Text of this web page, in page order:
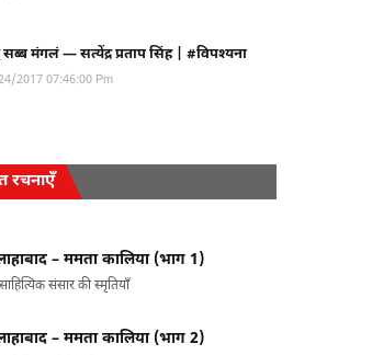
मंगलं — सत्येंद्र प्रताप सिंह | #विपश्यना
2017 07:46:00 Pm
रचनाएँ
– ममता कालिया (भाग 1)
संसार की स्मृतियाँ
– ममता कालिया (भाग 2)